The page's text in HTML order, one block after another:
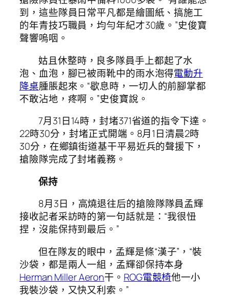
到，這些隊員日常平凡都是繪圖紙、搞施工
的年青技巧職員，均勻年紀才30歲。”史俊寶
聲響嗚咽。
姑且休整時，良多隊員手上都起了水
泡、血泡，腳已被雨靴中的雨水泡得電動升
降桌腫脹起來。“歇息時，一切人的前腳掌都
不敢沾地，疼啊。”史俊寶說。
7月31日14時，封堵371省道的指令下達。
22時30分，封堵正式開端。8月1日清晨2時
30分，在鄉鎮街道基干平易近兵的聲援下，
搶險隊完成了封堵義務。
保持
8月3日，高燒退往后的搶險隊隊員孟輝
接收記者采訪時的第一句話就是：“我很忸
捏，沒能保持到最后。”
但在隊友的眼中，孟輝是條“漢子”，“裝
沙袋，都是兩人一組，孟輝卻保持本身
Herman Miller Aeron干。 ROG電競椅他一小
我裝沙袋，又快又利索。”